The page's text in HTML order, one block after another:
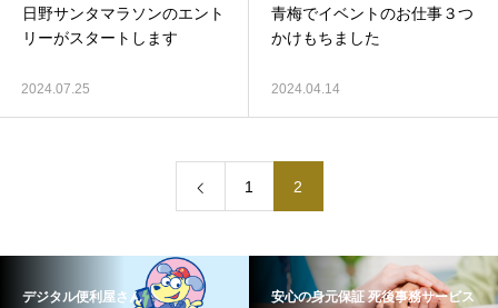
日野サンタマラソンのエント
リーがスタートします
2024.07.25
青梅でイベントのお仕事３つ
かけもちました
2024.04.14
1 2
デジタル便利屋さん 安心の身元保証 死後事務サービス